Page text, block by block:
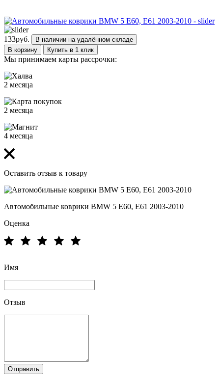
133руб.
В наличии на удалённом складе
В корзину
Купить в 1 клик
Мы принимаем карты рассрочки:
2 месяца
2 месяца
4 месяца
Оставить отзыв к товару
Автомобильные коврики BMW 5 E60, E61 2003-2010
Оценка
Имя
Отзыв
Отправить